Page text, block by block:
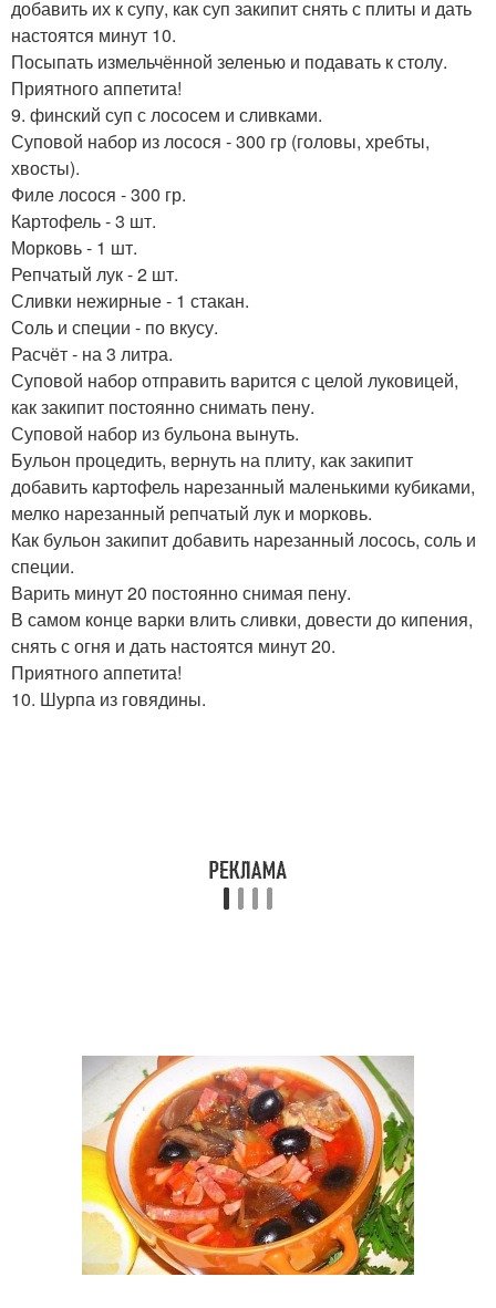
добавить их к супу, как суп закипит снять с плиты и дать
настоятся минут 10.
Посыпать измельчённой зеленью и подавать к столу.
Приятного аппетита!
9. финский суп с лососем и сливками.
Суповой набор из лосося - 300 гр (головы, хребты,
хвосты).
Филе лосося - 300 гр.
Картофель - 3 шт.
Морковь - 1 шт.
Репчатый лук - 2 шт.
Сливки нежирные - 1 стакан.
Соль и специи - по вкусу.
Расчёт - на 3 литра.
Суповой набор отправить варится с целой луковицей,
как закипит постоянно снимать пену.
Суповой набор из бульона вынуть.
Бульон процедить, вернуть на плиту, как закипит
добавить картофель нарезанный маленькими кубиками,
мелко нарезанный репчатый лук и морковь.
Как бульон закипит добавить нарезанный лосось, соль и
специи.
Варить минут 20 постоянно снимая пену.
В самом конце варки влить сливки, довести до кипения,
снять с огня и дать настоятся минут 20.
Приятного аппетита!
10. Шурпа из говядины.